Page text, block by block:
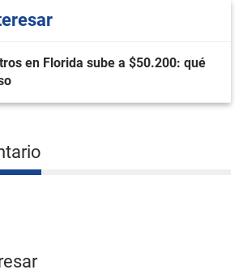
en Florida sube a $50.200: qué